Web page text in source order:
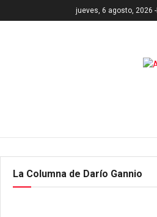
jueves, 6 agosto, 2026 -
La Columna de Darío Gannio